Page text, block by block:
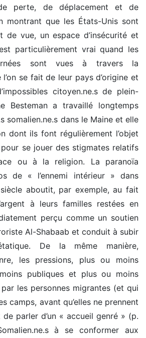
perte, de déplacement et de
montrant que les États-Unis sont
vue, un espace d’insécurité et
particulièrement vrai quand les
sont vues à travers la
se fait de leur pays d’origine et
citoyen.ne.s de plein-
Besteman a travaillé longtemps
somalien.ne.s dans le Maine et elle
dont ils font régulièrement l’objet
se jouer des stigmates relatifs
ou à la religion. La paranoïa
de « l’ennemi intérieur » dans
siècle aboutit, par exemple, au fait
à leurs familles restées en
perçu comme un soutien
Al-Shabaab et conduit à subir
De la même manière,
les pressions, plus ou moins
publiques et plus ou moins
les personnes migrantes (et qui
camps, avant qu’elles ne prennent
de parler d’un « accueil genré » (p.
à se conformer aux